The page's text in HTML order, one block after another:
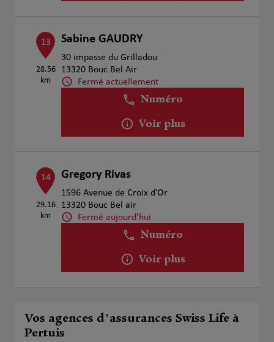
13
28.56
km
Sabine GAUDRY
30 impasse du Grilladou
13320 Bouc Bel Air
Fermé actuellement
Numéro
Voir plus
14
29.16
km
Gregory Rivas
1596 Avenue de Croix d’Or
13320 Bouc Bel air
Fermé aujourd'hui
Numéro
Voir plus
Vos agences d'assurances Swiss Life à
Pertuis